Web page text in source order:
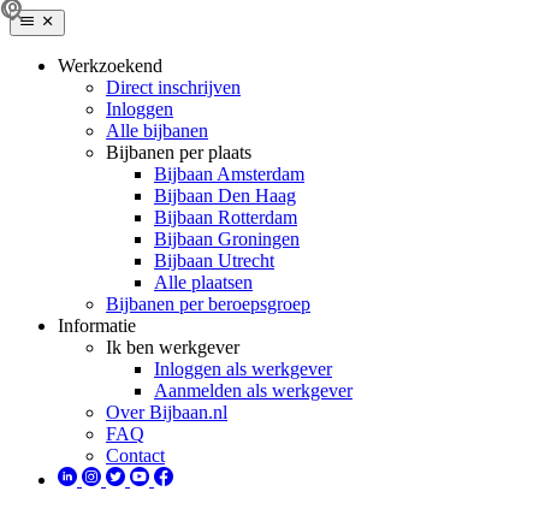
Werkzoekend
Direct inschrijven
Inloggen
Alle bijbanen
Bijbanen per plaats
Bijbaan Amsterdam
Bijbaan Den Haag
Bijbaan Rotterdam
Bijbaan Groningen
Bijbaan Utrecht
Alle plaatsen
Bijbanen per beroepsgroep
Informatie
Ik ben werkgever
Inloggen als werkgever
Aanmelden als werkgever
Over Bijbaan.nl
FAQ
Contact